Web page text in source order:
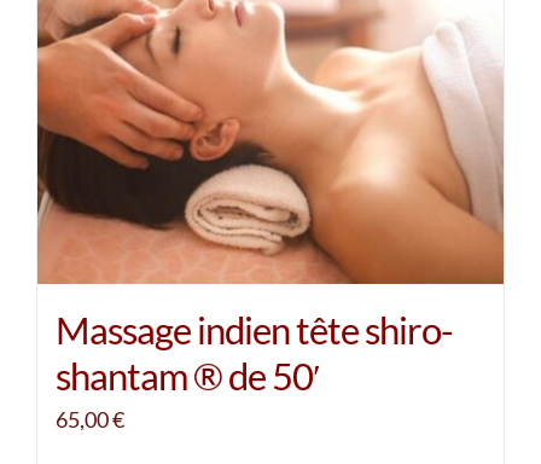
Massage indien tête shiro-
shantam ® de 50′
65,00€